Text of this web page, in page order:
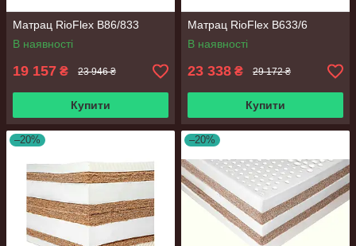
Матрац RioFlex В86/833
В наявності
19 157 ₴ 23 946 ₴
Купити
Матрац RioFlex В633/6
В наявності
23 338 ₴ 29 172 ₴
Купити
–20% –20%